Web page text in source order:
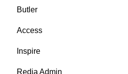
Basisfunktioner
Tilkøbsfunktioner: All-in-One
Tilkøbsfunktion: Lån & Aflever
Tilkøbsfunktion: Kø+
Forstå Assist
Scan, opret og slet RFID-tags
FAQ
Funktioner
Butler
Forstå Butler
FAQ
Kernefunktioner
Access
Forstå Access
Persontæller og alarm
Inspire
Forstå Inspire
Redia Admin